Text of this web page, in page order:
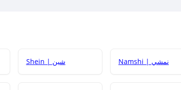
Shein | شين Namshi | نمشي